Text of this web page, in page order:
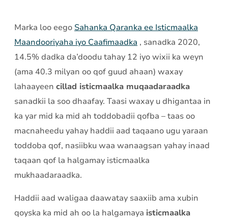
Marka loo eego Sahanka Qaranka ee Isticmaalka
Maandooriyaha iyo Caafimaadka , sanadka 2020,
14.5% dadka da’doodu tahay 12 iyo wixii ka weyn
(ama 40.3 milyan oo qof guud ahaan) waxay
lahaayeen cillad isticmaalka muqaadaraadka
sanadkii la soo dhaafay. Taasi waxay u dhigantaa in
ka yar mid ka mid ah toddobadii qofba – taas oo
macnaheedu yahay haddii aad taqaano ugu yaraan
toddoba qof, nasiibku waa wanaagsan yahay inaad
taqaan qof la halgamay isticmaalka
mukhaadaraadka.
Haddii aad waligaa daawatay saaxiib ama xubin
qoyska ka mid ah oo la halgamaya isticmaalka